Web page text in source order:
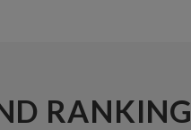
RANKING